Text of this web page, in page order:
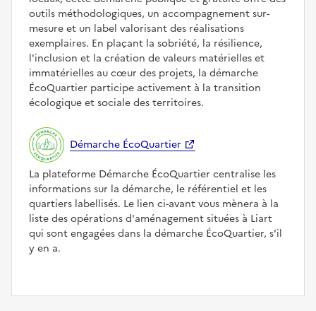
outils méthodologiques, un accompagnement sur-
mesure et un label valorisant des réalisations
exemplaires. En plaçant la sobriété, la résilience,
l'inclusion et la création de valeurs matérielles et
immatérielles au cœur des projets, la démarche
ÉcoQuartier participe activement à la transition
écologique et sociale des territoires.
Démarche ÉcoQuartier
La plateforme Démarche ÉcoQuartier centralise les
informations sur la démarche, le référentiel et les
quartiers labellisés. Le lien ci-avant vous mènera à la
liste des opérations d'aménagement situées à Liart
qui sont engagées dans la démarche ÉcoQuartier, s'il
y en a.